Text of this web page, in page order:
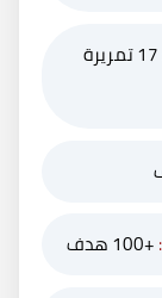
17 تمريرة
+100 هدف